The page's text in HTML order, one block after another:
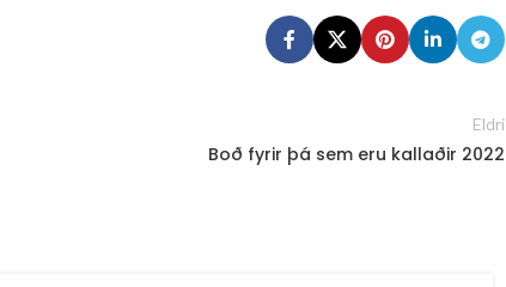
Eldri
Boð fyrir þá sem eru kallaðir 2022